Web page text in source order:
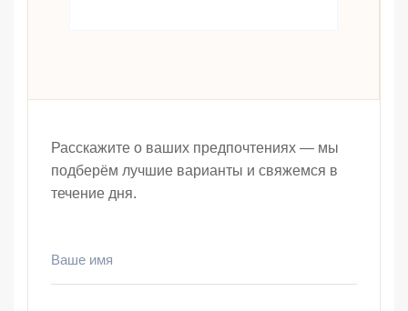
Расскажите о ваших предпочтениях — мы
подберём лучшие варианты и свяжемся в
течение дня.